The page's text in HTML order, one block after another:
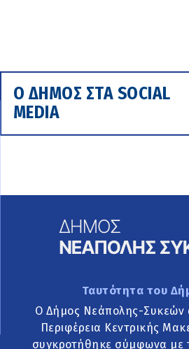
Ο ΔΗΜΟΣ ΣΤΑ SOCIAL
MEDIA
Ταυτότητα του
Ο Δήμος Νεάπολης-Συκεών
Περιφέρεια Κεντρικής
συγκροτήθηκε σύμφωνα με